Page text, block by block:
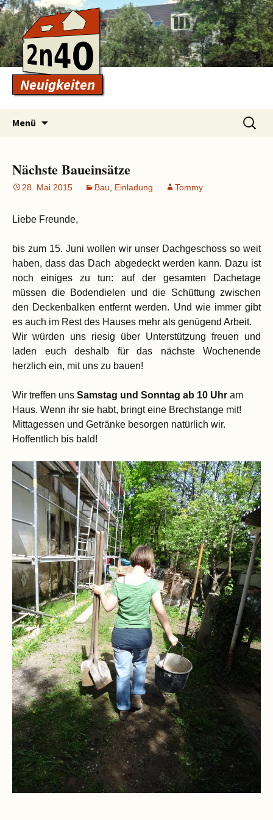
Neuigkeiten
Menü
Suchen
nach:
Nächste Baueinsätze
28. Mai 2015 Bau Einladung Tommy
Liebe Freunde,
bis zum 15. Juni wollen wir unser Dachgeschoss so weit
haben, dass das Dach abgedeckt werden kann. Dazu ist
noch einiges zu tun: auf der gesamten Dachetage
müssen die Bodendielen und die Schüttung zwischen
den Deckenbalken entfernt werden. Und wie immer gibt
es auch im Rest des Hauses mehr als genügend Arbeit.
Wir würden uns riesig über Unterstützung freuen und
laden euch deshalb für das nächste Wochenende
herzlich ein, mit uns zu bauen!
Wir treffen uns Samstag und Sonntag ab 10 Uhr am
Haus. Wenn ihr sie habt, bringt eine Brechstange mit!
Mittagessen und Getränke besorgen natürlich wir.
Hoffentlich bis bald!